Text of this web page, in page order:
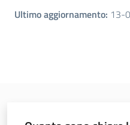
Ultimo aggiornamento: 13-